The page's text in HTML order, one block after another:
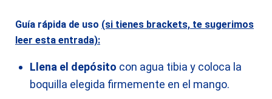
Guía rápida de uso (si tienes brackets, te sugerimos
leer esta entrada):
Llena el depósito con agua tibia y coloca la
boquilla elegida firmemente en el mango.